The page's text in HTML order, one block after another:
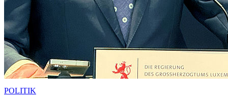
POLITIK